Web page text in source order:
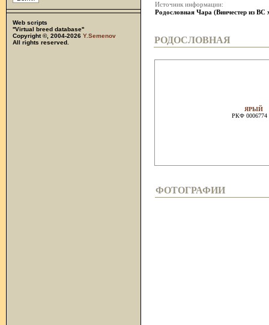
Web scripts
''Virtual breed database''
Copyright ©, 2004-2026 Y.Semenov
All rights reserved.
Источник информации:
Родословная Чара (Винчестер из ВС
РОДОСЛОВНАЯ
ЯРЫЙ
РКФ 0006774
ФОТОГРАФИИ